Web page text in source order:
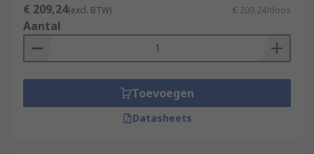
€ 209,24(excl. BTW) € 209,24/doos
Aantal
Toevoegen
Datasheets